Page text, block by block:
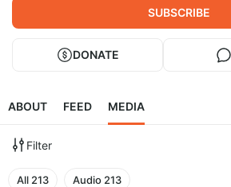
SUBSCRIBE
DONATE
ABOUT FEED MEDIA
Filter
All 213 Audio 213